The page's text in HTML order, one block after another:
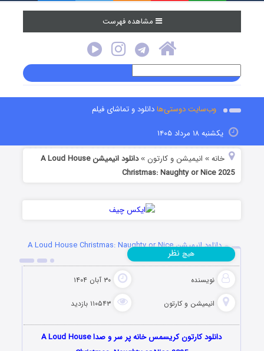
مشاهده فهرست
وب‌سایت دوستی‌هادانلود و تماشای فیلم
یکشنبه ۱۸ مرداد ۱۴۰۵
خانه » انیمیشن و کارتون »
دانلود انیمیشن A Loud House
Christmas: Naughty or Nice 2025
دانلود انیمیشن A Loud House Christmas: Naughty or Nice
2025
نویسنده ۳۰ آبان ۱۴۰۴
انیمیشن و کارتون ۱۱۰۵۴۳ بازدید
هیچ نظر
دانلود کارتون کریسمس خانه پر سر و صدا A Loud House